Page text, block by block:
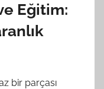
Eğitim:
bir parçası